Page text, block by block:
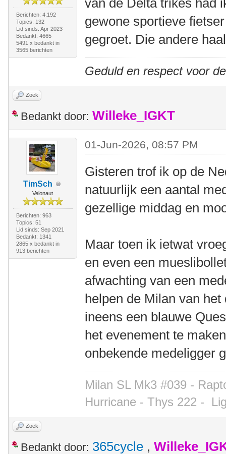
Berichten: 4.192
Topics: 132
Lid sinds: Apr 2023
Bedankt: 4665
5491 x bedankt in
3565 berichten
van de Delta trikes had
gewone sportieve
gegroet. Die andere
Geduld en respect voor
Zoek
Bedankt door: Willeke_IGKT
TimSch
Velonaut
Berichten: 963
Topics: 51
Lid sinds: Sep 2021
Bedankt: 1341
2865 x bedankt in
913 berichten
01-Jun-2026, 08:57 PM
Gisteren trof ik op de
natuurlijk een aantal
gezellige middag en
Maar toen ik ietwat
en even een
afwachting van een
helpen de Milan van
ineens een blauwe
het evenement te
onbekende medeligger
Milan SL Mk3 #039 -
Hurricane - Thys 222 -
Zoek
Bedankt door: 365cycle ,